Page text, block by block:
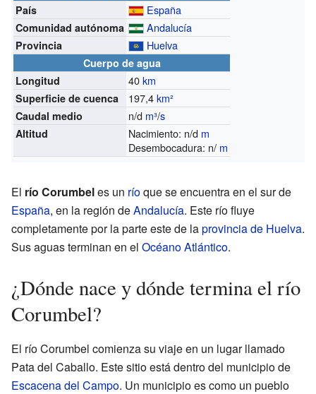
País
España
Comunidad autónoma Andalucía
Provincia Huelva
Cuerpo de agua
Longitud
40km
Superficie de cuenca 197,4km²
Caudal medio n/d m³/s
Altitud Nacimiento: n/d m
Desembocadura: n/ m
El río Corumbeles un ríoque se encuentra en el sur de
España, en la región deAndalucía. Este río fluye
completamente por la parte este de laprovincia de Huelva.
Sus aguas terminan en el Océano Atlántico.
¿Dónde nace y dónde termina el río
Corumbel?
El río Corumbel comienza su viaje en un lugar llamado
Pata del Caballo. Este sitio está dentro del municipio de
Escacena del Campo. Un municipio es como un pueblo